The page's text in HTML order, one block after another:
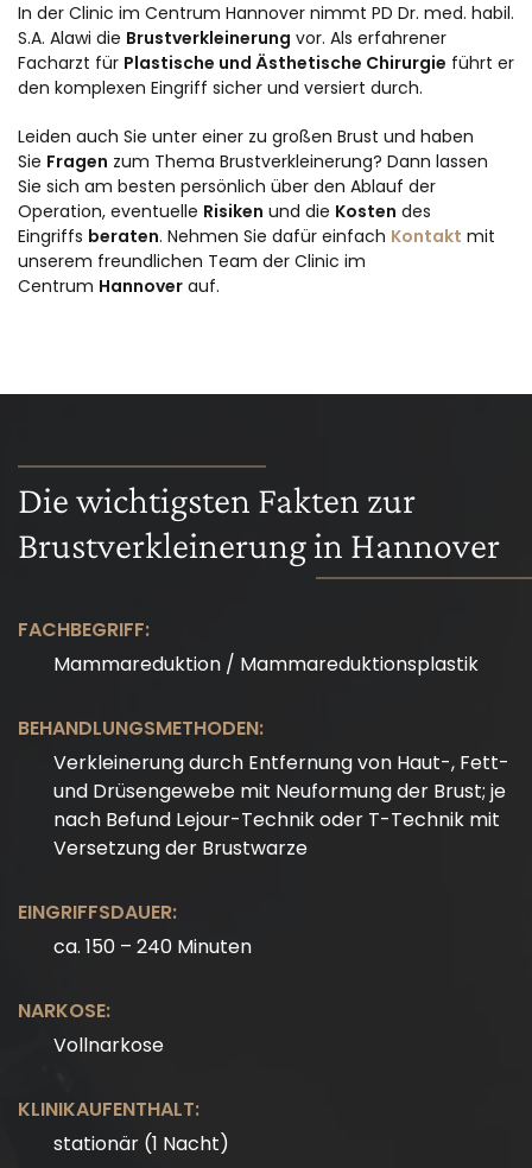
In der Clinic im Centrum Hannover nimmt PD Dr. med. habil.
S.A. Alawi die Brustverkleinerung vor. Als erfahrener
Facharzt für Plastische und Ästhetische Chirurgie führt er
den komplexen Eingriff sicher und versiert durch.
Leiden auch Sie unter einer zu großen Brust und haben
Sie Fragen zum Thema Brustverkleinerung? Dann lassen
Sie sich am besten persönlich über den Ablauf der
Operation, eventuelle Risiken und die Kosten des
Eingriffs beraten. Nehmen Sie dafür einfach Kontakt mit
unserem freundlichen Team der Clinic im
Centrum Hannover auf.
Die wichtigsten Fakten zur
Brustverkleinerung in Hannover
FACHBEGRIFF:
Mammareduktion / Mammareduktionsplastik
BEHANDLUNGSMETHODEN:
Verkleinerung durch Entfernung von Haut-, Fett-
und Drüsengewebe mit Neuformung der Brust; je
nach Befund Lejour-Technik oder T-Technik mit
Versetzung der Brustwarze
EINGRIFFSDAUER:
ca. 150 – 240 Minuten
NARKOSE:
Vollnarkose
KLINIKAUFENTHALT:
stationär (1 Nacht)